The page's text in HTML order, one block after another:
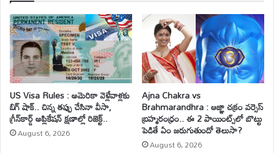
US Visa Rules : అమెరికా వెళ్లేవాళ్లకు
బిగ్ షాక్.. చిన్న తప్పు చేసినా వీసా,
గ్రీన్‌కార్డ్ అప్లికేషన్ క్షణాల్లో రిజెక్ట్..
August 6, 2026
Ajna Chakra vs
Brahmarandhra : ఆజ్ఞా చక్రం వర్సెస్
బ్రహ్మరంధ్రం.. ఈ 2 పాయింట్స్‌లో బొట్టు
పెడితే ఏం జరుగుతుందో తెలుసా?
August 6, 2026